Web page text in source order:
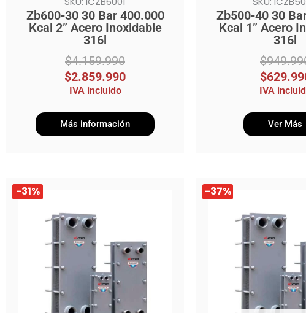
Zb600-30 30 Bar 400.000
Kcal 2” Acero Inoxidable
316l
$4.159.990
$2.859.990
IVA incluido
Más información
Zb500-40 30
Kcal 1” Acero
316l
$
$
IVA
Ver Más
-31%
El
precio
original
$6.139.990.
El
precio
actual
$4.229.990.
-37%
El
precio
original
$5.719.990.
El
precio
actual
$3.579.990.